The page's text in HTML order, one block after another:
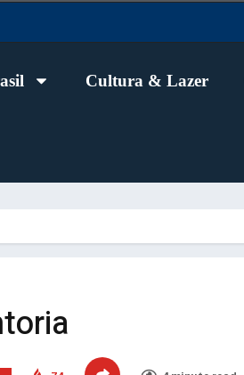
Cultura & Lazer